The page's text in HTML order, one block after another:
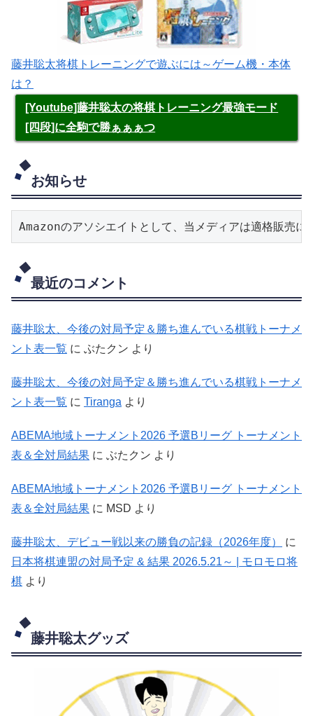
藤井聡太将棋トレーニングで遊ぶには～ゲーム機・本体
は？
[Youtube]藤井聡太の将棋トレーニング最強モード
[四段]に全駒で勝ぁぁぁつ
お知らせ
Amazonのアソシエイトとして、当メディアは適格販売に
最近のコメント
藤井聡太、今後の対局予定＆勝ち進んでいる棋戦トーナメ
ント表一覧 に ぶたクン より
藤井聡太、今後の対局予定＆勝ち進んでいる棋戦トーナメ
ント表一覧 に Tiranga より
ABEMA地域トーナメント2026 予選Bリーグ トーナメント
表＆全対局結果 に ぶたクン より
ABEMA地域トーナメント2026 予選Bリーグ トーナメント
表＆全対局結果 に MSD より
藤井聡太、デビュー戦以来の勝負の記録（2026年度）
に
日本将棋連盟の対局予定 & 結果 2026.5.21～ | モロモロ将
棋 より
藤井聡太グッズ